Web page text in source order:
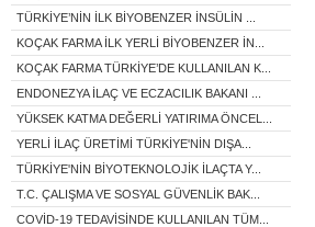
TÜRKİYE’NİN İLK BİYOBENZER İNSÜLİN ...
KOÇAK FARMA İLK YERLİ BİYOBENZER İN...
KOÇAK FARMA TÜRKİYE’DE KULLANILAN K...
ENDONEZYA İLAÇ VE ECZACILIK BAKANI ...
YÜKSEK KATMA DEĞERLİ YATIRIMA ÖNCEL...
YERLİ İLAÇ ÜRETİMİ TÜRKİYE'NİN DIŞA...
TÜRKİYE'NİN BİYOTEKNOLOJİK İLAÇTA Y...
T.C. ÇALIŞMA VE SOSYAL GÜVENLİK BAK...
COVİD-19 TEDAVİSİNDE KULLANILAN TÜM...